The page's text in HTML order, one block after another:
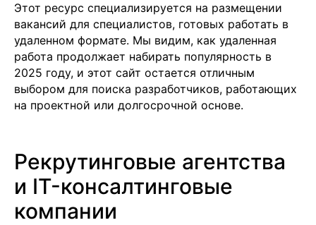
Этот ресурс специализируется на размещении
вакансий для специалистов, готовых работать в
удаленном формате. Мы видим, как удаленная
работа продолжает набирать популярность в
2025 году, и этот сайт остается отличным
выбором для поиска разработчиков, работающих
на проектной или долгосрочной основе.
Рекрутинговые агентства
и IT-консалтинговые
компании
Подобрать специалиста?
Мы направим вам коммерческое
Политикой в отношении обработки персональных
данных